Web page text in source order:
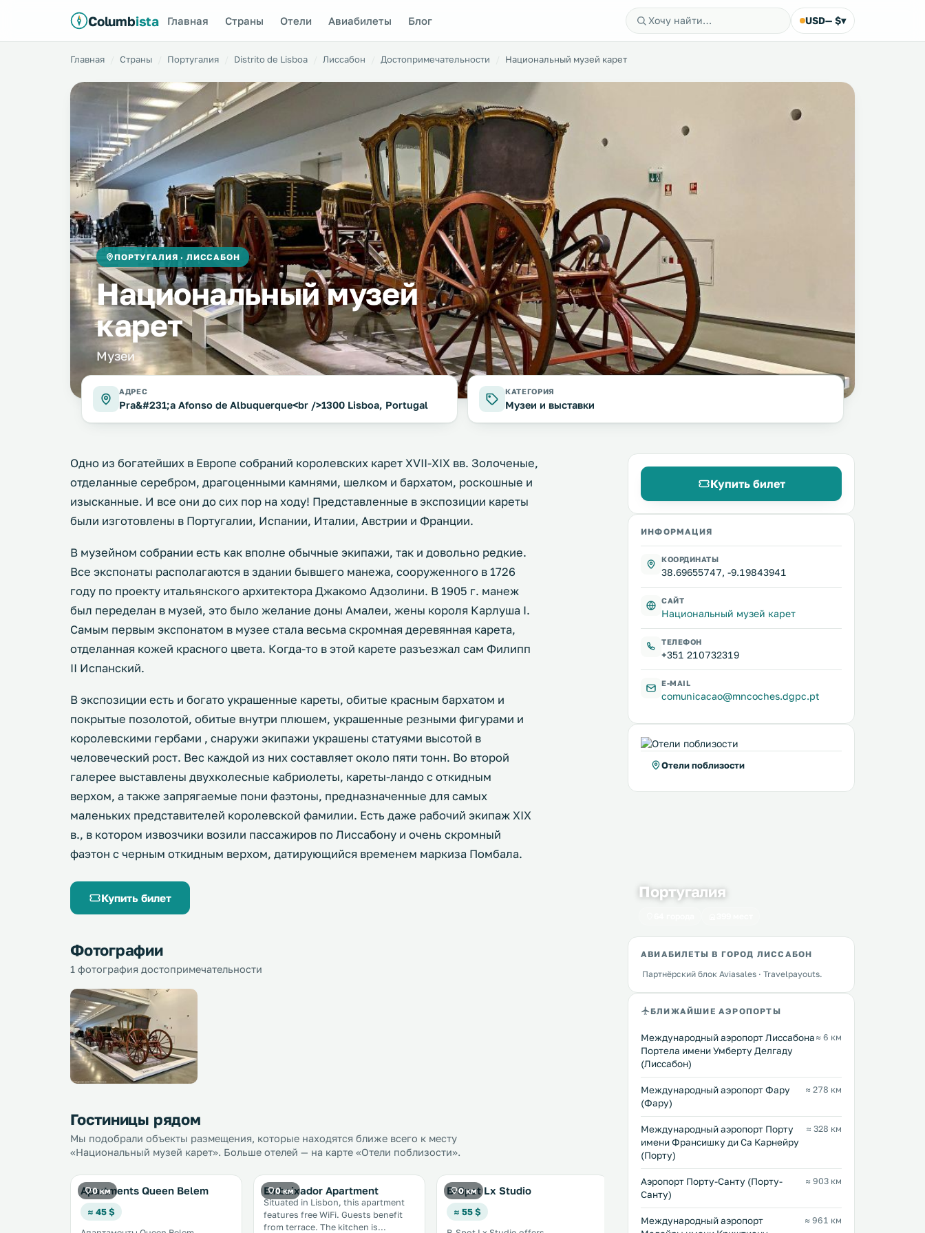
Columbista Главная Страны Отели Авиабилеты Блог USD— $▾
Главная Страны Португалия Distrito de Lisboa Лиссабон Достопримечательности Национальный музей карет
ПОРТУГАЛИЯ · ЛИССАБОН
Национальный музей
карет
Музеи
АДРЕС
Pra&#231;a Afonso de Albuquerque<br />1300 Lisboa, Portugal
КАТЕГОРИЯ
Музеи и выставки
Одно из богатейших в Европе собраний королевских карет XVII-XIX вв. Золоченые,
отделанные серебром, драгоценными камнями, шелком и бархатом, роскошные и
изысканные. И все они до сих пор на ходу! Представленные в экспозиции кареты
были изготовлены в Португалии, Испании, Италии, Австрии и Франции.
В музейном собрании есть как вполне обычные экипажи, так и довольно редкие.
Все экспонаты располагаются в здании бывшего манежа, сооруженного в 1726
году по проекту итальянского архитектора Джакомо Адзолини. В 1905 г. манеж
был переделан в музей, это было желание доны Амалеи, жены короля Карлуша I.
Самым первым экспонатом в музее стала весьма скромная деревянная карета,
отделанная кожей красного цвета. Когда-то в этой карете разъезжал сам Филипп
II Испанский.
В экспозиции есть и богато украшенные кареты, обитые красным бархатом и
покрытые позолотой, обитые внутри плюшем, украшенные резными фигурами и
королевскими гербами , снаружи экипажи украшены статуями высотой в
человеческий рост. Вес каждой из них составляет около пяти тонн. Во второй
галерее выставлены двухколесные кабриолеты, кареты-ландо с откидным
верхом, а также запрягаемые пони фаэтоны, предназначенные для самых
маленьких представителей королевской фамилии. Есть даже рабочий экипаж XIX
в., в котором извозчики возили пассажиров по Лиссабону и очень скромный
фаэтон с черным откидным верхом, датирующийся временем маркиза Помбала.
Купить билет
Фотографии
1 фотография достопримечательности
Гостиницы рядом
Мы подобрали объекты размещения, которые находятся ближе всего к месту
«Национальный музей карет». Больше отелей — на карте «Отели поблизости».
0 км
Apartments Queen Belem
≈ 45 $
0 км
Embaixador Apartment
Situated in Lisbon, this apartment
features free WiFi. Guests benefit
from terrace. The kitchen is
0 км
B-Spot Lx Studio
≈ 55 $
0 км
BmyGuest - Ambassador
Home Belém
≈ 64 $
Купить билет
ИНФОРМАЦИЯ
КООРДИНАТЫ
38.69655747, -9.19843941
САЙТ
Национальный музей карет
ТЕЛЕФОН
+351 210732319
E-MAIL
comunicacao@mncoches.dgpc.pt
Отели поблизости
Португалия
АВИАБИЛЕТЫ В ГОРОД ЛИССАБОН
Партнёрский блок Aviasales · Travelpayouts.
БЛИЖАЙШИЕ АЭРОПОРТЫ
Международный аэропорт Лиссабона
Портела имени Умберту Делгаду
(Лиссабон)
≈ 6 км
Международный аэропорт Фару
(Фару)
≈ 278 км
Международный аэропорт Порту
имени Франсишку ди Са Карнейру
(Порту)
≈ 328 км
Аэропорт Порту-Санту (Порту-
Санту)
≈ 903 км
Международный аэропорт
≈ 961 км